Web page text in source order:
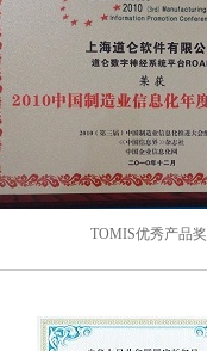
TOMIS优秀产品奖